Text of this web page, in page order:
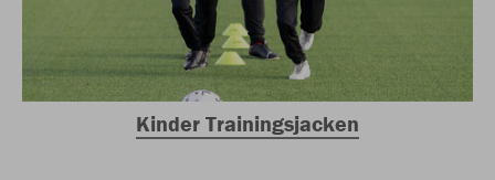
Kinder Trainingsjacken